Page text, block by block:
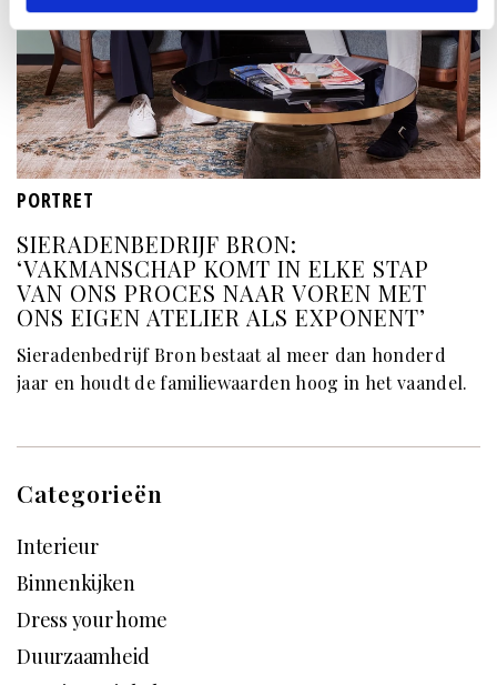
PORTRET
SIERADENBEDRIJF BRON:
‘VAKMANSCHAP KOMT IN ELKE STAP
VAN ONS PROCES NAAR VOREN MET
ONS EIGEN ATELIER ALS EXPONENT’
Sieradenbedrijf Bron bestaat al meer dan honderd
jaar en houdt de familiewaarden hoog in het vaandel.
Categorieën
Interieur
Binnenkijken
Dress your home
Duurzaamheid